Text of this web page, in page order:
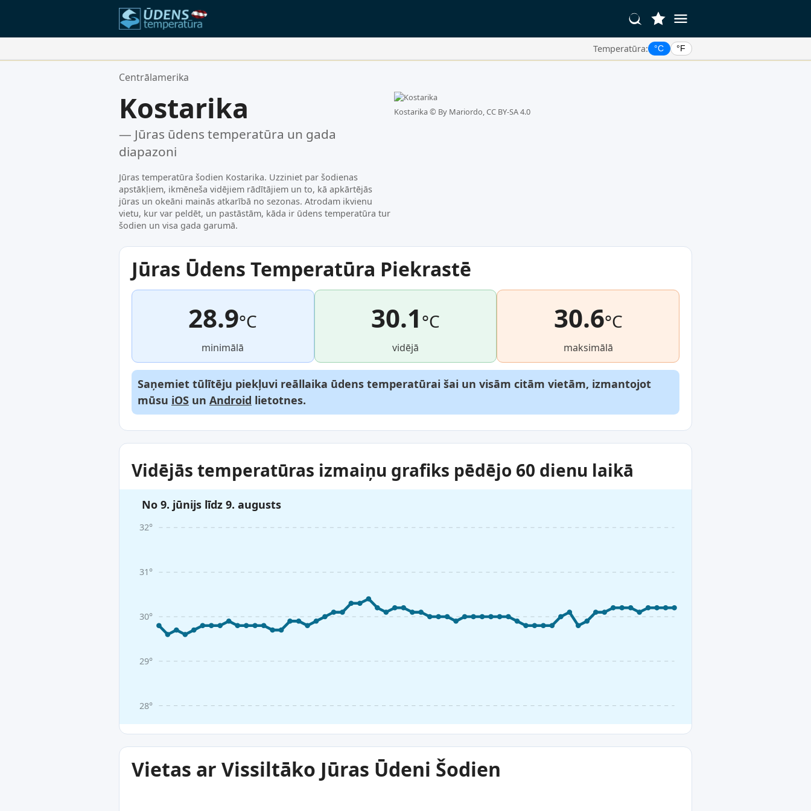
Temperatūra: °C °F
Jūsu Iecienītākās Vietas:
Centrālamerika
Kostarika
— Jūras ūdens temperatūra un gada
diapazoni
Jūras temperatūra šodien Kostarika. Uzziniet par šodienas
apstākļiem, ikmēneša vidējiem rādītājiem un to, kā apkārtējās
jūras un okeāni mainās atkarībā no sezonas. Atrodam ikvienu
vietu, kur var peldēt, un pastāstām, kāda ir ūdens temperatūra tur
šodien un visa gada garumā.
Kostarika © By Mariordo, CC BY-SA 4.0
Jūras Ūdens Temperatūra Piekrastē
28.9°C
minimālā
30.1°C
vidējā
30.6°C
maksimālā
Saņemiet tūlītēju piekļuvi reāllaika ūdens temperatūrai šai un visām citām vietām, izmantojot
mūsu iOS un Android lietotnes.
Vidējās temperatūras izmaiņu grafiks pēdējo 60 dienu laikā
No 9. jūnijs līdz 9. augusts
28°
29°
30°
31°
32°
Vietas ar Vissiltāko Jūras Ūdeni Šodien